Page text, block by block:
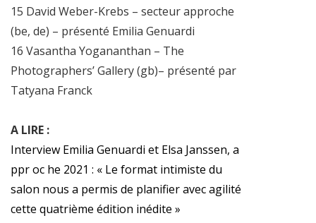
15 David Weber-Krebs – secteur approche
(be, de) – présenté Emilia Genuardi
16 Vasantha Yogananthan – The
Photographers’ Gallery (gb)– présenté par
Tatyana Franck
A LIRE :
Interview Emilia Genuardi et Elsa Janssen, a
ppr oc he 2021 : « Le format intimiste du
salon nous a permis de planifier avec agilité
cette quatrième édition inédite »